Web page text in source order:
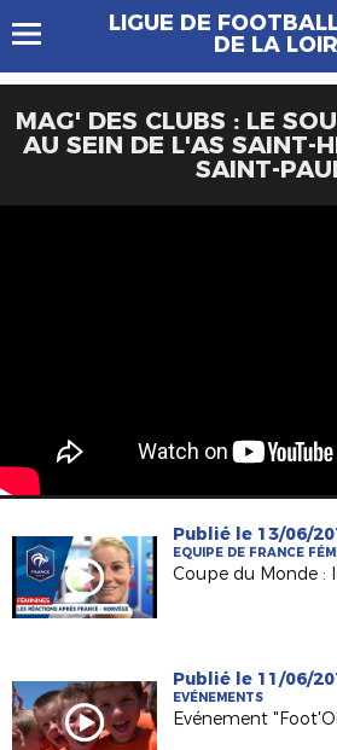
LIGUE DE
DE LA
MAG' DES CLUBS : LE
AU SEIN DE L'AS SAINT-
SAINT-
Publié le 13/06/
EQUIPE DE FRANCE
Publié le 11/06/
EVÉNEMENTS